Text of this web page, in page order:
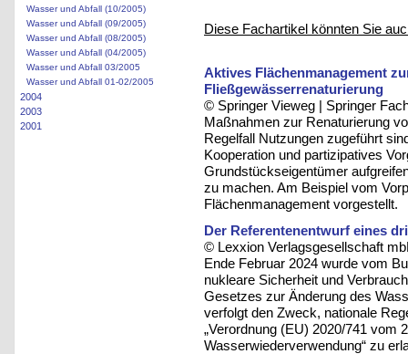
Wasser und Abfall (10/2005)
Wasser und Abfall (09/2005)
Wasser und Abfall (08/2005)
Wasser und Abfall (04/2005)
Wasser und Abfall 03/2005
Wasser und Abfall 01-02/2005
2004
2003
2001
Diese Fachartikel könnten Sie
Aktives Flächenmanagement
Fließgewässerrenaturierung
© Springer Vieweg | Springer
Maßnahmen zur Renaturierung
Regelfall Nutzungen zugeführt
Kooperation und partizipatives
Grundstückseigentümer
zu machen. Am Beispiel vom
Flächenmanagement vorgestellt.
Der Referentenentwurf eines
© Lexxion Verlagsgesellschaft
Ende Februar 2024 wurde vom
nukleare Sicherheit und
Gesetzes zur Änderung des
verfolgt den Zweck, nationale
„Verordnung (EU) 2020/741 vom
Wasserwiederverwendung“ zu